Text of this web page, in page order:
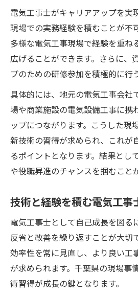
電気工事士がキャリアアップを実
現場での実務経験を積むことが不
多様な電気工事現場で経験を重ね
広げることができます。さらに、
プのための研修参加を積極的に行
具体的には、地元の電気工事会社
場や商業施設の電気設備工事に携
ップにつながります。こうした現
新技術の習得が求められ、これが
るポイントとなります。結果とし
や役職昇進のチャンスを掴むこと
技術と経験を積む電気工事
電気工事士として自己成長を図る
反省と改善を繰り返すことが大切
効率性を常に見直し、より良い工
が求められます。千葉県の現場事
術習得が成長の鍵となります。